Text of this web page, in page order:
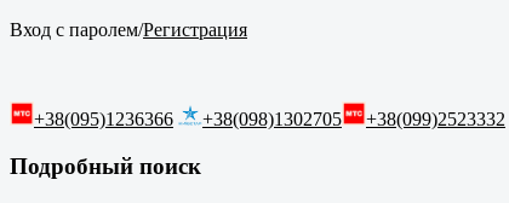
Вход с паролем/Регистрация
+38(095)1236366 +38(098)1302705 +38(099)2523332
Подробный поиск